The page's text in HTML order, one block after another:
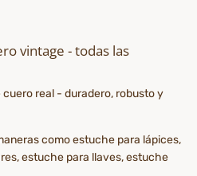
vintage - todas las
real - duradero, robusto y
como estuche para lápices,
estuche para llaves, estuche